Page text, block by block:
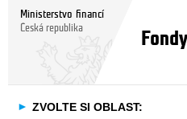
Ministerstvo financí
Česká republika
► ZVOLTE SI OBLAST: